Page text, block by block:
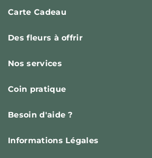
Carte Cadeau
Des fleurs à offrir
Nos services
Coin pratique
Besoin d'aide ?
Informations Légales